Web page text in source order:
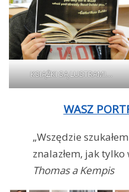
KSIĄŻKI SĄ LUSTRAMI…
WASZ
„Wszędzie
znalazłem, jak tylko
Thomas a Kempis